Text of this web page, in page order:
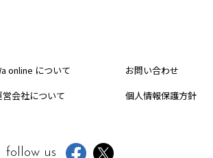
online について
営会社について
お問い合わせ
個人情報保護方針
follow us